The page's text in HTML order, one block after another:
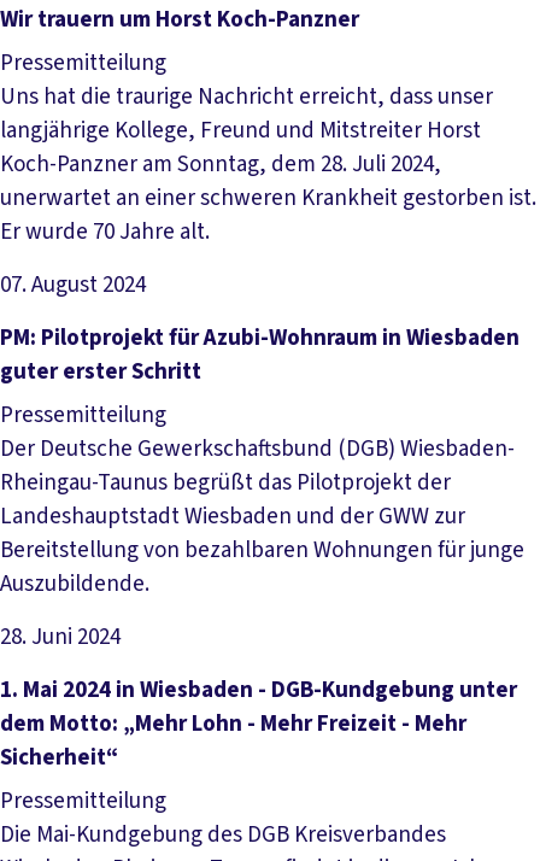
Artikel lesen
Wir trauern um Horst Koch-Panzner
Pressemitteilung
Uns hat die traurige Nachricht erreicht, dass unser
langjährige Kollege, Freund und Mitstreiter Horst
Koch-Panzner am Sonntag, dem 28. Juli 2024,
unerwartet an einer schweren Krankheit gestorben ist.
Er wurde 70 Jahre alt.
07. August 2024
Artikel lesen
PM: Pilotprojekt für Azubi-Wohnraum in Wiesbaden
guter erster Schritt
Pressemitteilung
Der Deutsche Gewerkschaftsbund (DGB) Wiesbaden-
Rheingau-Taunus begrüßt das Pilotprojekt der
Landeshauptstadt Wiesbaden und der GWW zur
Bereitstellung von bezahlbaren Wohnungen für junge
Auszubildende.
28. Juni 2024
Artikel lesen
1. Mai 2024 in Wiesbaden - DGB-Kundgebung unter
dem Motto: „Mehr Lohn - Mehr Freizeit - Mehr
Sicherheit“
Pressemitteilung
Die Mai-Kundgebung des DGB Kreisverbandes